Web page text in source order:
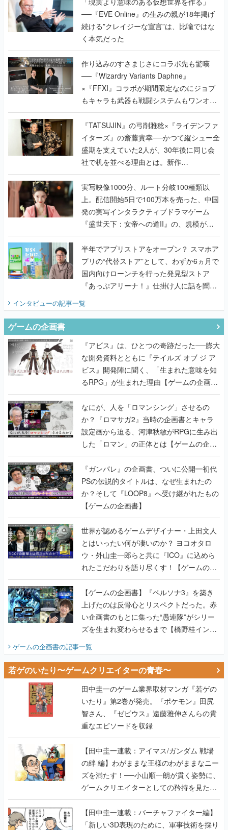
作り込みのすさまじさにコラボ先も驚嘆
──『Wizardry Variants Daphne』
×『FFXI』コラボが期間限定なのにジョブ
もキャラも武器も戦闘システムもワンオフ
で作り込まれた理由を両ディレクターに聞
く
『TATSUJIN』の弓削雅稔×『ライデンファ
イターズ』の齋藤貴幸──かつて縦シュー全
盛期を支えていた2人が、30年後に同じ会
社で机を並べる理由とは。新作
『TATSUJIN EXTREME』で初タッグを組
んだレジェンド2人に訊く開発秘話
実写映像1000分、ルート分岐100種類以
上。配信開始5日で100万本を売った、中国
発の実写インタラクティブドラマゲーム
『盛世天下：女帝への道II』の、規模が違
うこだわりをプロデューサーに聞いた
半年でアプリストアをオープン？ スマホア
プリの“代替ストア”として、わずか6ヵ月で
国内向けローンチを行った発見型ストア
『あっぷアリーナ！』仕掛け人に話を聞い
てみた
インタビューの記事一覧
『アビス』は、ひとつの奇跡だった──膨大
な開発資料とともに『テイルズ オブ ジ ア
るRPG」が生まれた理由【ゲームの企画
書】
なにが、人を「ロマンシング」させるの
か？『ロマサガ2』当時の企画書とキャラ
設定画から迫る、河津秋敏がRPGに生み出
した「ロマン」の正体とは【ゲームの企画
書】
『ガンパレ』の企画書、ついに公開━初代
PSの伝説的タイトルは、なぜ生まれたの
か？そして『LOOP8』へ受け継がれたもの
【ゲームの企画書】
世界が認めるゲームデザイナー・上田文人
とはいったい何が凄いのか？ ヨコオタロ
ウ・外山圭一郎らと共に『ICO』に込めら
れたこだわりを語り尽くす！【ゲームの企
画書】
【ゲームの企画書】『ペルソナ3』を築き
上げたのは反骨心とリスペクトだった。赤
い企画書のもとに集った“愚連隊”がシリー
ズを生まれ変わらせるまで【橋野桂インタ
ビュー】
ゲームの企画書の記事一覧
若ゲのいたり〜ゲームクリエイターの青春〜
田中圭一のゲーム業界取材マンガ『若ゲの
いたり』第2巻が発売。『ポケモン』田尻
智さん、『ゼビウス』遠藤雅伸さんらの貴
重なエピソードを収録
【田中圭一連載：アイマス/ガンダム 戦場
の絆 編】わがままな王様のわがままなニー
ズを満たす！──小山順一朗が貫く姿勢に、
ゲームクリエイターとしての矜持を見た
【若ゲのいたり最終回】
【田中圭一連載：バーチャファイター編】
「新しい3D表現のために、軍事技術を採り
入れたい」世界情勢を味方につけて、ゲー
ムに革命をもたらした鈴木 裕の功績【若ゲ
のいたり】